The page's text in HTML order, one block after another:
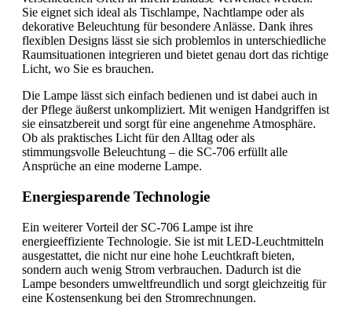
Sie eignet sich ideal als Tischlampe, Nachtlampe oder als
dekorative Beleuchtung für besondere Anlässe. Dank ihres
flexiblen Designs lässt sie sich problemlos in unterschiedliche
Raumsituationen integrieren und bietet genau dort das richtige
Licht, wo Sie es brauchen.
Die Lampe lässt sich einfach bedienen und ist dabei auch in
der Pflege äußerst unkompliziert. Mit wenigen Handgriffen ist
sie einsatzbereit und sorgt für eine angenehme Atmosphäre.
Ob als praktisches Licht für den Alltag oder als
stimmungsvolle Beleuchtung – die SC-706 erfüllt alle
Ansprüche an eine moderne Lampe.
Energiesparende Technologie
Ein weiterer Vorteil der SC-706 Lampe ist ihre
energieeffiziente Technologie. Sie ist mit LED-Leuchtmitteln
ausgestattet, die nicht nur eine hohe Leuchtkraft bieten,
sondern auch wenig Strom verbrauchen. Dadurch ist die
Lampe besonders umweltfreundlich und sorgt gleichzeitig für
eine Kostensenkung bei den Stromrechnungen.